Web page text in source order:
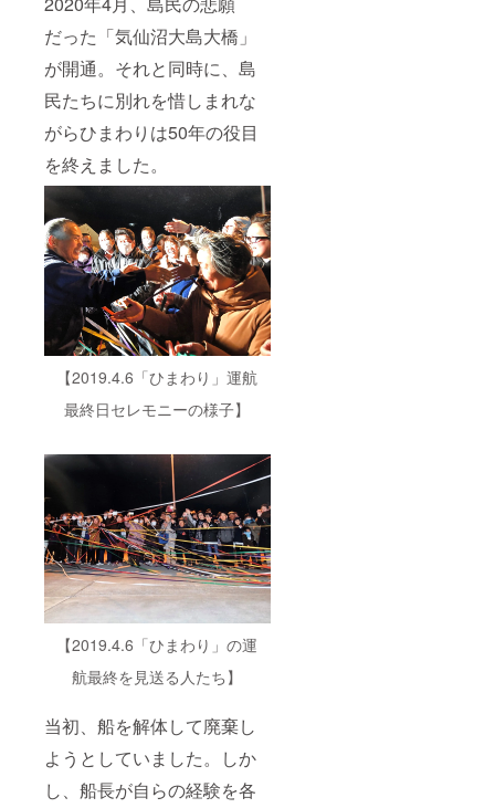
だった「気仙沼大島大橋」
が開通。それと同時に、島
民たちに別れを惜しまれな
がらひまわりは50年の役目
を終えました。
【2019.4.6「ひまわり」運航
最終日セレモニーの様子】
【2019.4.6「ひまわり」の運
航最終を見送る人たち】
当初、船を解体して廃棄し
ようとしていました。しか
し、船長が自らの経験を各